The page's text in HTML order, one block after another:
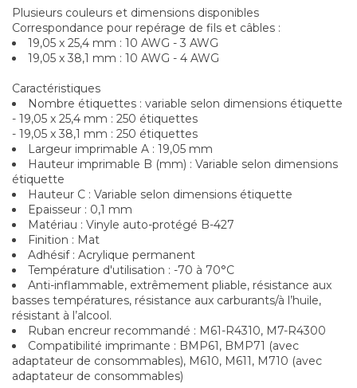
Plusieurs couleurs et dimensions disponibles
Correspondance pour repérage de fils et câbles :
19,05 x 25,4 mm : 10 AWG - 3 AWG
19,05 x 38,1 mm : 10 AWG - 4 AWG
Caractéristiques
Nombre étiquettes : variable selon dimensions étiquette
- 19,05 x 25,4 mm : 250 étiquettes
- 19,05 x 38,1 mm : 250 étiquettes
Largeur imprimable A : 19,05 mm
Hauteur imprimable B (mm) : Variable selon dimensions
étiquette
Hauteur C : Variable selon dimensions étiquette
Epaisseur : 0,1 mm
Matériau : Vinyle auto-protégé B-427
Finition : Mat
Adhésif : Acrylique permanent
Température d'utilisation : -70 à 70°C
Anti-inflammable, extrêmement pliable, résistance aux
basses températures, résistance aux carburants/à l’huile,
résistant à l’alcool.
Ruban encreur recommandé : M61-R4310, M7-R4300
Compatibilité imprimante : BMP61, BMP71 (avec
adaptateur de consommables), M610, M611, M710 (avec
adaptateur de consommables)